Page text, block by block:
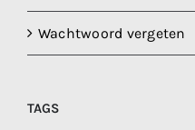
Wachtwoord vergeten
TAGS